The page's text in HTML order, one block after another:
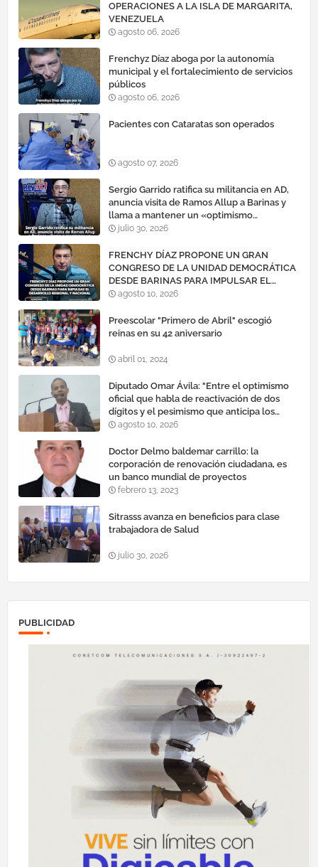
OPERACIONES A LA ISLA DE MARGARITA,
VENEZUELA
agosto 06, 2026
Frenchyz Díaz aboga por la autonomía
municipal y el fortalecimiento de servicios
públicos
agosto 06, 2026
Pacientes con Cataratas son operados
agosto 07, 2026
Sergio Garrido ratifica su militancia en AD,
anuncia visita de Ramos Allup a Barinas y
llama a mantener un «optimismo
cauteloso»
julio 30, 2026
FRENCHY DÍAZ PROPONE UN GRAN
CONGRESO DE LA UNIDAD DEMOCRÁTICA
DESDE BARINAS PARA IMPULSAR EL
DESARROLLO REGIONAL Y NACIONAL
agosto 10, 2026
Preescolar "Primero de Abril" escogió
reinas en su 42 aniversario
abril 01, 2024
Diputado Omar Ávila: "Entre el optimismo
oficial que habla de reactivación de dos
dígitos y el pesimismo que anticipa los
venezolanos navegamos este año con una
agosto 10, 2026
Doctor Delmo baldemar carrillo: la
corporación de renovación ciudadana, es
un banco mundial de proyectos
febrero 13, 2023
Sitrasss avanza en beneficios para clase
trabajadora de Salud
julio 30, 2026
PUBLICIDAD